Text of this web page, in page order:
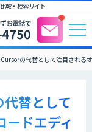
較・検索サイト
の代替として注目される
替として
ードエディ